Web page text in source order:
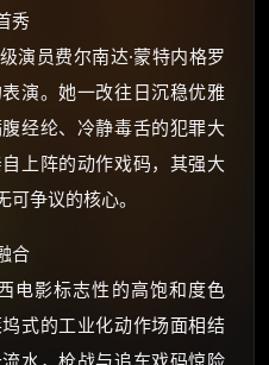
秀
演员费尔南达·蒙特内格罗
演。她一改往日沉稳优雅
经纶、冷静毒舌的犯罪大
上阵的动作戏码，其强大
争议的核心。
合
电影标志性的高饱和度色
式的工业化动作场面相结
水，枪战与追车戏码惊险